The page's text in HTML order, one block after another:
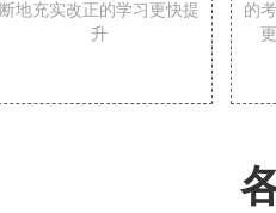
断地充实改正的学习更快提
升
的